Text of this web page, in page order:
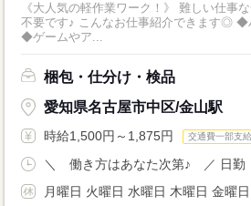
《大人気の軽作業ワーク！》 難しい仕事な一切なし！ 知識や経験は
不要です♪ こんなお仕事紹介できます◎ ◆ハガキや郵便物の仕分け
◆ゲームやア...
梱包・仕分け・検品
愛知県名古屋市中区/金山駅
時給1,500円～1,875円 交通費一部支給
＼ 働き方はあなた次第♪ ／ 日勤
月曜日 火曜日 水曜日 木曜日 金曜